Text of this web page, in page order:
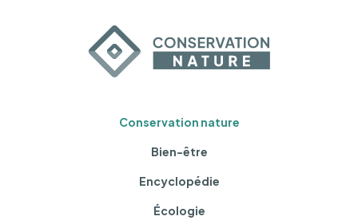
Conservation nature
Bien-être
Encyclopédie
Écologie